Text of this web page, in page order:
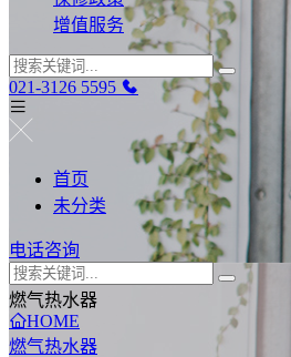
增值服务
021-3126 5595
首页
未分类
电话咨询
燃气热水器
HOME
燃气热水器